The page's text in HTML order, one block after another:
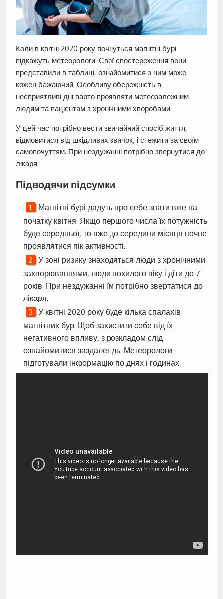
Коли в квітні 2020 року почнуться магнітні бурі
підкажуть метеорологи. Свої спостереження вони
представили в таблиці, ознайомитися з ним може
кожен бажаючий. Особливу обережність в
несприятливі дні варто проявляти метеозалежним
людям та пацієнтам з хронічними хворобами.
У цей час потрібно вести звичайний спосіб життя,
відмовитися від шкідливих звичок, і стежити за своїм
самопочуттям. При нездужанні потрібно звернутися до
лікаря.
Підводячи підсумки
Магнітні бурі дадуть про себе знати вже на
початку квітня. Якщо першого числа їх потужність
буде середньої, то вже до середини місяця почне
проявлятися пік активності.
У зоні ризику знаходяться люди з хронічними
захворюваннями, люди похилого віку і діти до 7
років. При нездужанні їм потрібно звертатися до
лікаря.
У квітні 2020 року буде кілька спалахів
магнітних бур. Щоб захистити себе від їх
негативного впливу, з розкладом слід
ознайомитися заздалегідь. Метеорологи
підготували інформацію по днях і годинах.